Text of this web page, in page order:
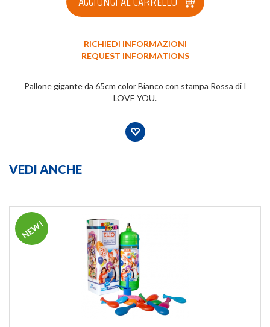
RICHIEDI INFORMAZIONI
REQUEST INFORMATIONS
Pallone gigante da 65cm color Bianco con stampa Rossa di I
LOVE YOU.
VEDI ANCHE
NEW!